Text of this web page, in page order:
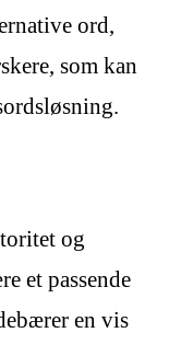
ord,
som kan
og
et passende
en vis